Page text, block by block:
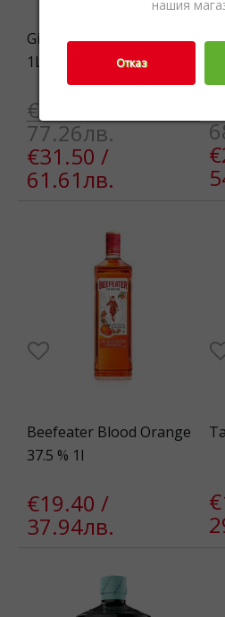
Gin Mare Capri Gin 42.7%
1L
€39.50 /
77.26лв.
€31.50 /
61.61лв.
Beefeater Blood Orange
37.5 % 1l
€19.40 /
37.94лв.
нашия
Отказ